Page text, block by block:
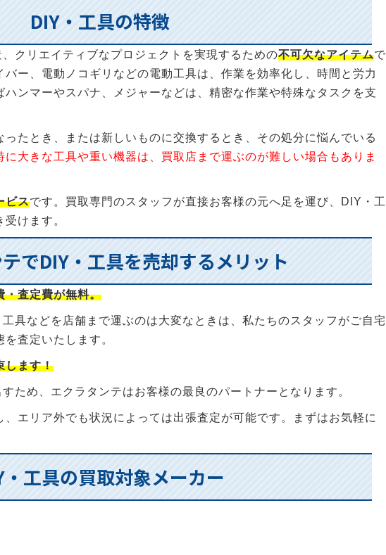
DIY・工具の特徴
クリエイティブなプロジェクトを実現するための不可欠なアイテムで
ー、電動ノコギリなどの電動工具は、作業を効率化し、時間と労力
ンマーやスパナ、メジャーなどは、精密な作業や特殊なタスクを支
たとき、または新しいものに交換するとき、その処分に悩んでいる
に大きな工具や重い機器は、買取店まで運ぶのが難しい場合もありま
ビスです。買取専門のスタッフが直接お客様の元へ足を運び、DIY・工
けます。
でDIY・工具を売却するメリット
・査定費が無料。
具などを店舗まで運ぶのは大変なときは、私たちのスタッフがご自宅
査定いたします。
します！
ため、エクラタンテはお客様の最良のパートナーとなります。
エリア外でも状況によっては出張査定が可能です。まずはお気軽に
・工具の買取対象メーカー